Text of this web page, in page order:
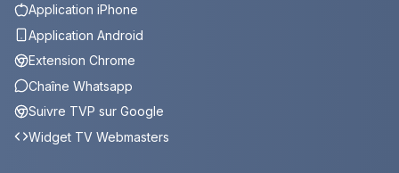
Application iPhone
Application Android
Extension Chrome
Chaîne Whatsapp
Suivre TVP sur Google
Widget TV Webmasters